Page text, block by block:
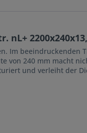
nL+
Im beeindruckenden
von 240 mm macht
und verleiht der